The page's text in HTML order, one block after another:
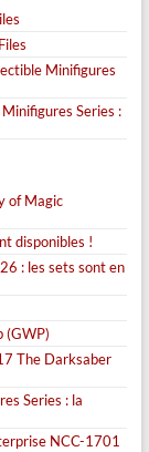
Minifigures
Series :
of Magic
disponibles !
: les sets sont en
(GWP)
The Darksaber
Series : la
NCC-1701